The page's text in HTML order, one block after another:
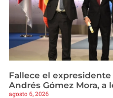
Fallece el expresidente
Andrés Gómez Mora, a
agosto 6, 2026